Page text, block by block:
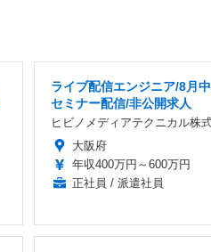
ライブ配信エンジニア/8月
セミナー配信/非公開求人
ヒビノメディアテクニカル株
大阪府
年収400万円～600万円
正社員 / 派遣社員